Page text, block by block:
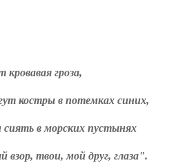
гроза,
костры в потемках синих,
в морских пустынях
взор, твои, мой друг, глаза".